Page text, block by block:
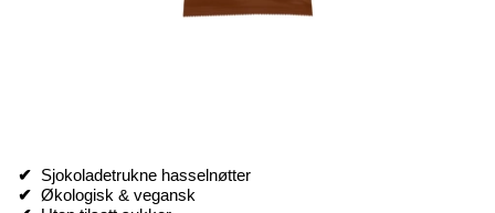
✔ Sjokoladetrukne hasselnøtter
✔ Økologisk & vegansk